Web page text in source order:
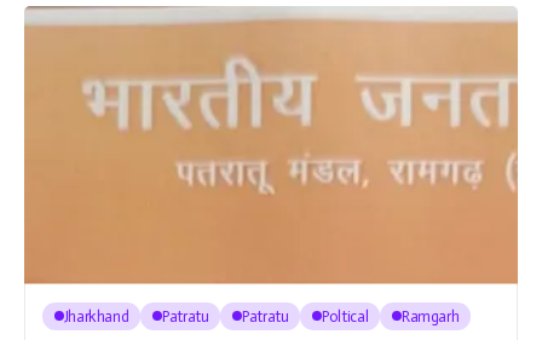
Jharkhand Patratu Patratu Poltical Ramgarh